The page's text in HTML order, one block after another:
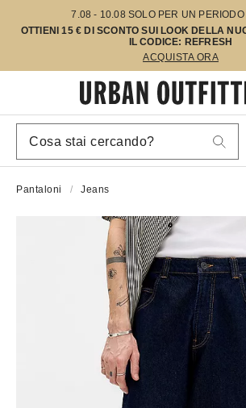
7.08 - 10.08 SOLO PER UN PERIODO
OTTIENI 15 € DI SCONTO SUI LOOK DELLA
IL CODICE: REFRESH
ACQUISTA ORA
Pantaloni Jeans